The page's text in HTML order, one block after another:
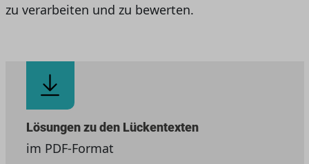
zu verarbeiten und zu bewerten.
Lösungen zu den Lückentexten
im PDF-Format